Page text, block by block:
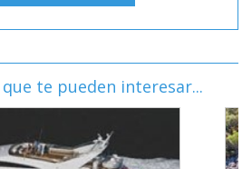
te pueden interesar...